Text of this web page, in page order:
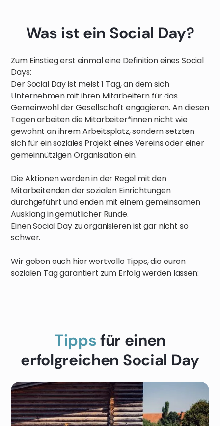
Was ist ein Social Day?
Zum Einstieg erst einmal eine Definition eines Social
Days:
Der Social Day ist meist 1 Tag, an dem sich
Unternehmen mit ihren Mitarbeitern für das
Gemeinwohl der Gesellschaft engagieren. An diesen
Tagen arbeiten die Mitarbeiter*innen nicht wie
gewohnt an ihrem Arbeitsplatz, sondern setzten
sich für ein soziales Projekt eines Vereins oder einer
gemeinnützigen Organisation ein.
Die Aktionen werden in der Regel mit den
Mitarbeitenden der sozialen Einrichtungen
durchgeführt und enden mit einem gemeinsamen
Ausklang in gemütlicher Runde.
Einen Social Day zu organisieren ist gar nicht so
schwer.
Wir geben euch hier wertvolle Tipps, die euren
sozialen Tag garantiert zum Erfolg werden lassen:
Tippsfür einen
erfolgreichen Social Day